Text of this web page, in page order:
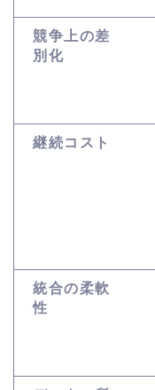
競争上の差
別化
継続コスト
統合の柔軟
性